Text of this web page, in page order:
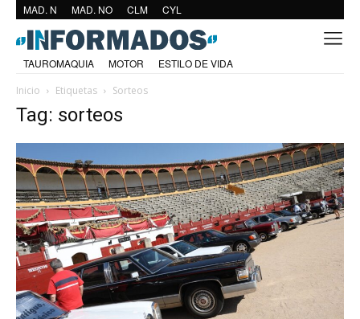
MAD. N MAD. NO CLM CYL
TAUROMAQUIA MOTOR
ESTILO DE VIDA
Inicio
Etiquetas Sorteos
Tag: sorteos